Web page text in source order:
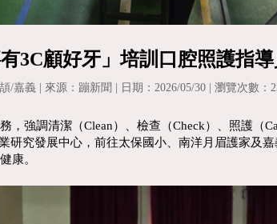
3C顧好牙」培訓口腔照護指
/嘉義 | 來源：蹦新聞 | 日期：2026/05/30 | 瀏覽次數：
強調清潔（Clean）、檢查（Check）、照護（
研究發展中心，前往太保國小、南洋月眉護家及
康。